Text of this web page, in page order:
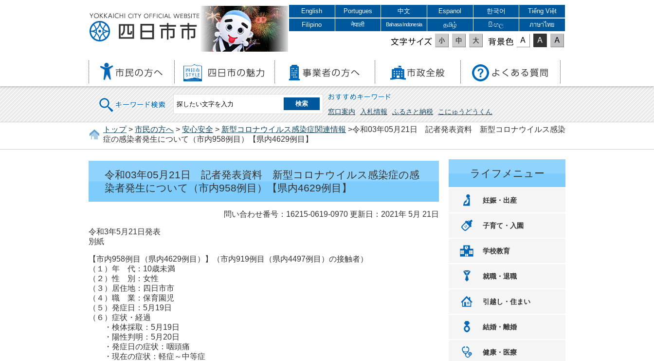
English Portugues 中文 Espanol 한국어
Tiếng Việt
Filipino
नेपाली Bahasa Indonesia தமிழ் සිංහල ภาษาไทย
文字サイズ 表示色
キーワード検索 おすすめキーワード
窓口案内 入札情報 ふるさと納税 こにゅうどうくん
トップ> 市民の方へ > 安心安全 > 新型コロナウイルス感染症関連情報 >令和03年05月21日 記者発表資料 新型コロナウイルス感染
症の感染者発生について（市内958例目）【県内4629例目】
令和03年05月21日 記者発表資料 新型コロナウイルス感染症の感
染者発生について（市内958例目）【県内4629例目】
問い合わせ番号：16215-0619-0970 更新日：2021年 5月 21日
令和3年5月21日発表
別紙
【市内958例目（県内4629例目）】（市内919例目（県内4497例目）の接触者）
（１）年 代：10歳未満
（２）性 別：女性
（３）居住地：四日市市
（４）職 業：保育園児
（５）発症日：5月19日
（６）症状・経過
・検体採取：5月19日
・陽性判明：5月20日
・発症日の症状：咽頭痛
・現在の症状：軽症～中等症
ライフメニュー
妊娠・出産
子育て・入園
学校教育
就職・退職
引越し・住まい
結婚・離婚
健康・医療